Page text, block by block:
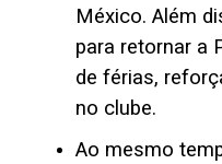
México. Além
para retornar a
de férias,
no clube.
Ao mesmo